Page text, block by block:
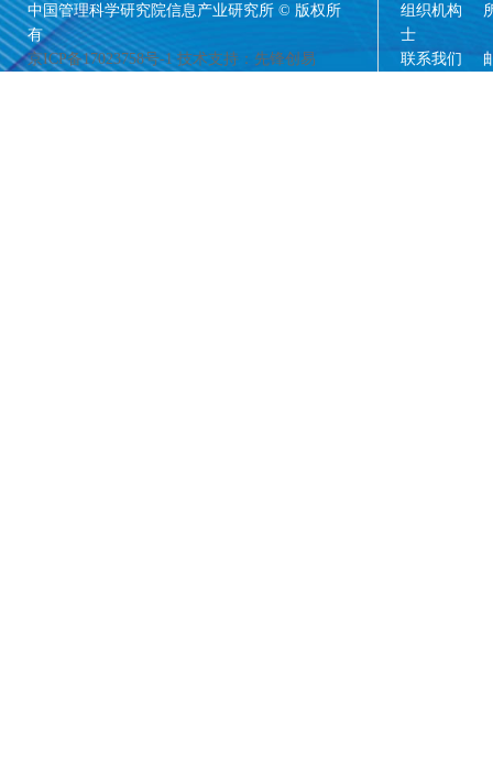
中国管理科学研究院信息产业研究所 © 版权所
有
京ICP备17023758号-1 技术支持：先锋创易
组织机构
士
联系我们